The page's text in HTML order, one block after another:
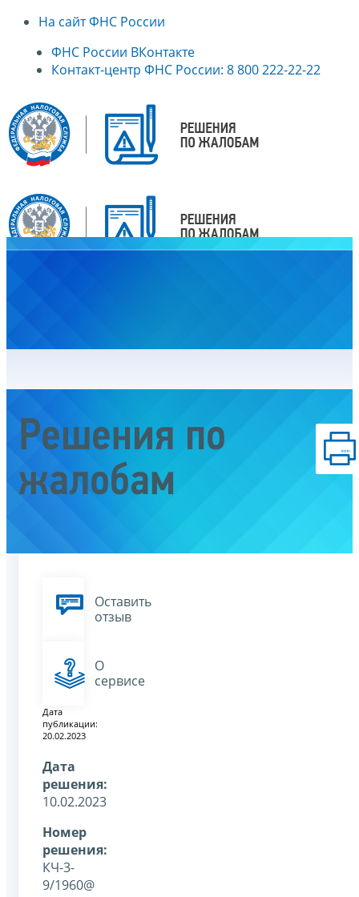
На сайт ФНС России
ФНС России ВКонтакте
Контакт-центр ФНС России: 8 800 222-22-22
Решения по
жалобам
Оставить
отзыв
О
сервисе
Дата
публикации:
20.02.2023
Дата
решения:
10.02.2023
Номер
решения:
КЧ-3-
9/1960@